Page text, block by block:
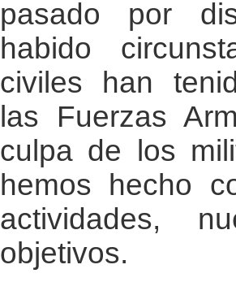
pasado por
habido
civiles han
las Fuerzas
culpa de los
hemos hecho
actividades,
objetivos.